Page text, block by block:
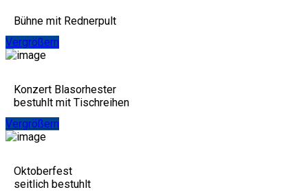
Bühne mit Rednerpult
Vergrößern
Konzert Blasorhester
bestuhlt mit Tischreihen
Vergrößern
Oktoberfest
seitlich bestuhlt